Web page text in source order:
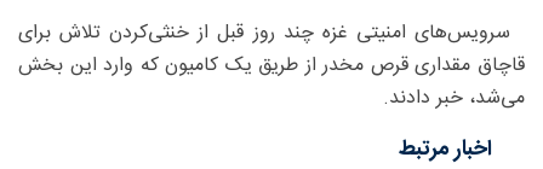
سرویس‌های امنیتی غزه چند روز قبل از خنثی‌کردن تلاش برای
قاچاق مقداری قرص مخدر از طریق یک کامیون که وارد این بخش
می‌شد، خبر دادند.
اخبار مرتبط